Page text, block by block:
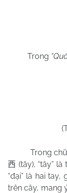
Trong
Trong
西 (tây), “tây”
“đại” là hai
trên cây, mang